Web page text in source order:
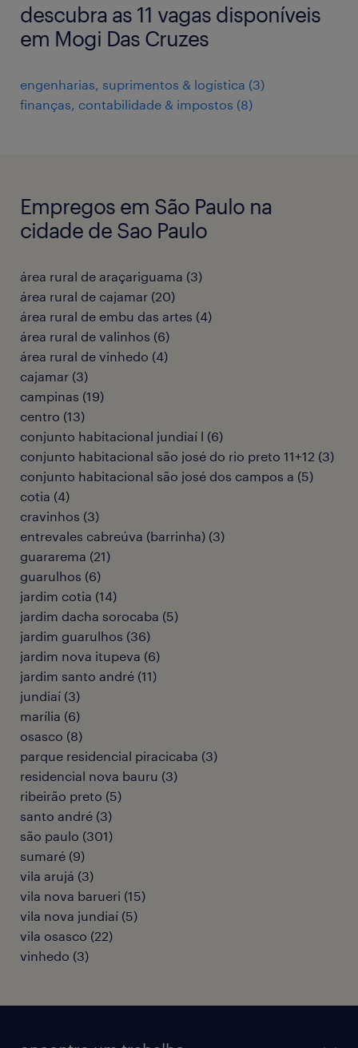
descubra as 11 vagas disponíveis
em Mogi Das Cruzes
engenharias, suprimentos & logística (3)
finanças, contabilidade & impostos (8)
Empregos em São Paulo na
cidade de Sao Paulo
área rural de araçariguama (3)
área rural de cajamar (20)
área rural de embu das artes (4)
área rural de valinhos (6)
área rural de vinhedo (4)
cajamar (3)
campinas (19)
centro (13)
conjunto habitacional jundiaí l (6)
conjunto habitacional são josé do rio preto 11+12 (3)
conjunto habitacional são josé dos campos a (5)
cotia (4)
cravinhos (3)
entrevales cabreúva (barrinha) (3)
guararema (21)
guarulhos (6)
jardim cotia (14)
jardim dacha sorocaba (5)
jardim guarulhos (36)
jardim nova itupeva (6)
jardim santo andré (11)
jundiaí (3)
marília (6)
osasco (8)
parque residencial piracicaba (3)
residencial nova bauru (3)
ribeirão preto (5)
santo andré (3)
são paulo (301)
sumaré (9)
vila arujá (3)
vila nova barueri (15)
vila nova jundiaí (5)
vila osasco (22)
vinhedo (3)